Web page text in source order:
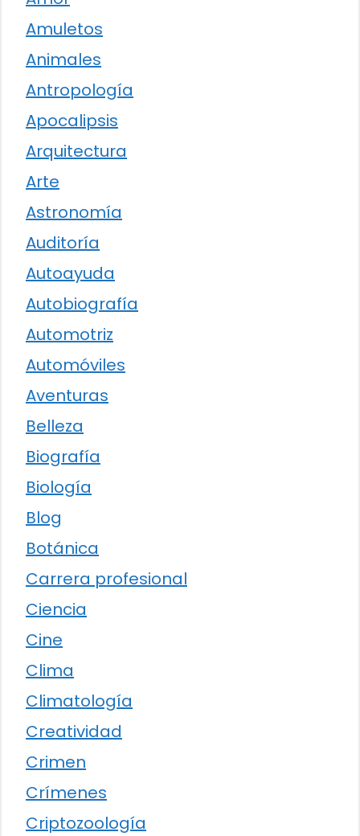
Amuletos
Animales
Antropología
Apocalipsis
Arquitectura
Arte
Astronomía
Auditoría
Autoayuda
Autobiografía
Automotriz
Automóviles
Aventuras
Belleza
Biografía
Biología
Blog
Botánica
Carrera profesional
Ciencia
Cine
Clima
Climatología
Creatividad
Crimen
Crímenes
Criptozoología